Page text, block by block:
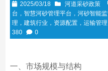
2025/03/18 河道采砂政策
台，智慧河砂管理平台，河砂智能
理，建筑行业，资源配置，运输管
380
0
一、市场规模与结构